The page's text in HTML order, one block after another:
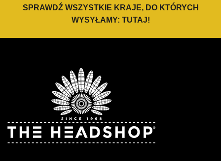
SPRAWDŹ WSZYSTKIE KRAJE, DO KTÓRYCH
WYSYŁAMY: TUTAJ!